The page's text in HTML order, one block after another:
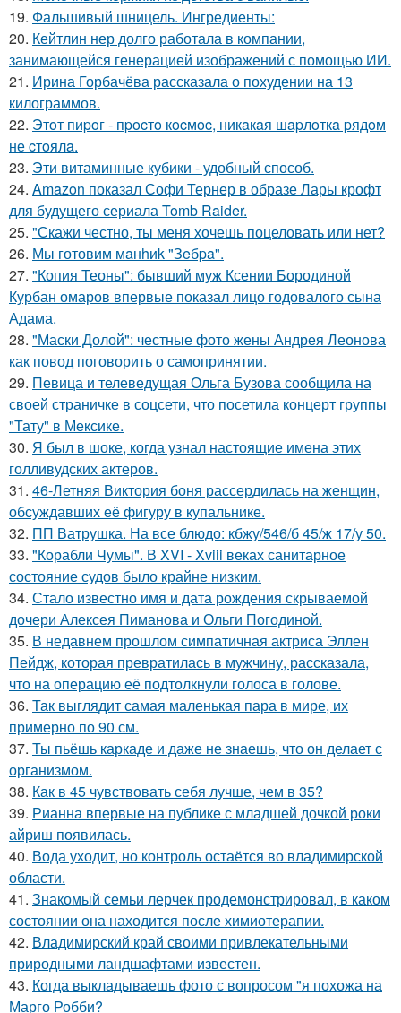
19. Фальшивый шницель. Ингредиенты:
20. Кейтлин нер долго работала в компании,
занимающейся генерацией изображений с помощью ИИ.
21. Ирина Горбачёва рассказала о похудении на 13
килограммов.
22. Этoт пиpoг - пpocтo кocмoc, никaкaя шapлoткa pядoм
не cтoялa.
23. Эти витаминные кубики - удобный способ.
24. Amazon показал Софи Тернер в образе Лары крофт
для будущего сериала Tomb Raider.
25. "Скажи честно, ты меня хочешь поцеловать или нет?
26. Мы готовим мaнhиk "Зeбpa".
27. "Копия Теоны": бывший муж Ксении Бородиной
Курбан омаров впервые показал лицо годовалого сына
Адама.
28. "Маски Долой": честные фото жены Андрея Леонова
как повод поговорить о самопринятии.
29. Певица и телеведущая Ольга Бузова сообщила на
своей страничке в соцсети, что посетила концерт группы
"Тату" в Мексике.
30. Я был в шоке, когда узнал настоящие имена этих
голливудских актеров.
31. 46-Летняя Виктория боня рассердилась на женщин,
обсуждавших её фигуру в купальнике.
32. ПП Ватрушка. На все блюдо: кбжу/546/б 45/ж 17/у 50.
33. "Корабли Чумы". В XVI - Xviii веках санитарное
состояние судов было крайне низким.
34. Стало известно имя и дата рождения скрываемой
дочери Алексея Пиманова и Ольги Погодиной.
35. В недавнем прошлом симпатичная актриса Эллен
Пейдж, которая превратилась в мужчину, рассказала,
что на операцию её подтолкнули голоса в голове.
36. Так выглядит самая маленькая пара в мире, их
примерно по 90 см.
37. Ты пьёшь каркаде и даже не знаешь, что он делает с
организмом.
38. Как в 45 чувствовать себя лучше, чем в 35?
39. Рианна впервые на публике с младшей дочкой роки
айриш появилась.
40. Вода уходит, но контроль остаётся во владимирской
области.
41. Знакомый семьи лерчек продемонстрировал, в каком
состоянии она находится после химиотерапии.
42. Владимирский край своими привлекательными
природными ландшафтами известен.
43. Когда выкладываешь фото с вопросом "я похожа на
Марго Робби?